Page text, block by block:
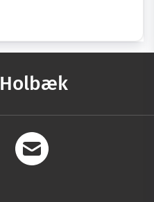
Holbæk